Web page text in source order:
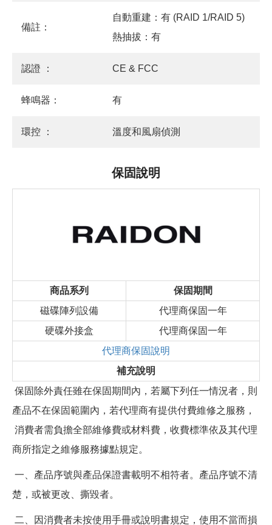
備註：
自動重建：有 (RAID 1/RAID 5)
熱抽拔：有
認證 ： CE & FCC
蜂鳴器： 有
環控 ： 溫度和風扇偵測
保固說明
商品系列
保固期間
磁碟陣列設備
代理商保固一年
硬碟外接盒
代理商保固一年
代理商保固說明
補充說明
保固除外責任雖在保固期間內，若屬下列任一情況者，則
產品不在保固範圍內，若代理商有提供付費維修之服務，
消費者需負擔全部維修費或材料費，收費標準依及其代理
商所指定之維修服務據點規定。
一、產品序號與產品保證書載明不相符者。產品序號不清
楚，或被更改、撕毀者。
二、因消費者未按使用手冊或說明書規定，使用不當而損